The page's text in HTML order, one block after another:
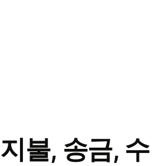
지불, 송금,